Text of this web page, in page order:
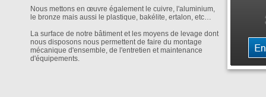
Nous mettons en œuvre également le cuivre, l'aluminium,
le bronze mais aussi le plastique, bakélite, ertalon, etc…
La surface de notre bâtiment et les moyens de levage dont
nous disposons nous permettent de faire du montage
mécanique d'ensemble, de l'entretien et maintenance
d'équipements.